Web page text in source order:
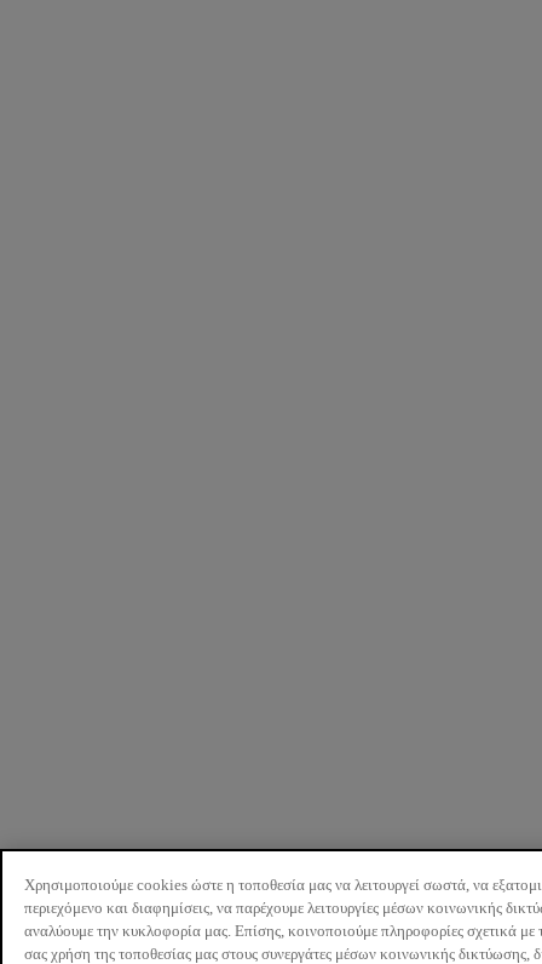
Χρησιμοποιούμε cookies ώστε η τοποθεσία μας να λειτουργεί σωστά, να
περιεχόμενο και διαφημίσεις, να παρέχουμε λειτουργίες μέσων κοινωνικής
αναλύουμε την κυκλοφορία μας. Επίσης, κοινοποιούμε πληροφορίες σχετικά με
σας χρήση της τοποθεσίας μας στους συνεργάτες μέσων κοινωνικής δικτύωσης,